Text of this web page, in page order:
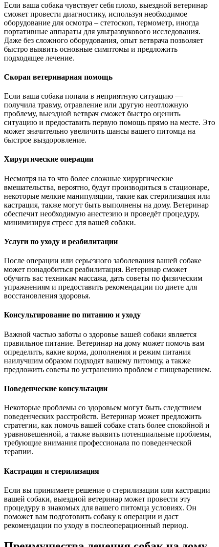
Если ваша собака чувствует себя плохо, выездной ветеринар
сможет провести диагностику, используя необходимое
оборудование для осмотра – стетоскоп, термометр, иногда
портативные аппараты для ультразвукового исследования.
Даже без сложного оборудования, опыт ветврача позволяет
быстро выявить основные симптомы и предложить
подходящее лечение.
Скорая ветеринарная помощь
Если ваша собака попала в неприятную ситуацию —
получила травму, отравление или другую неотложную
проблему, выездной ветврач сможет быстро оценить
ситуацию и предоставить первую помощь прямо на месте. Это
может значительно увеличить шансы вашего питомца на
быстрое выздоровление.
Хирургические операции
Несмотря на то что более сложные хирургические
вмешательства, вероятно, будут производиться в стационаре,
некоторые мелкие манипуляции, такие как стерилизация или
кастрация, также могут быть выполнены на дому. Ветеринар
обеспечит необходимую анестезию и проведёт процедуру,
минимизируя стресс для вашей собаки.
Услуги по уходу и реабилитации
После операции или серьезного заболевания вашей собаке
может понадобиться реабилитация. Ветеринар сможет
обучить вас техникам массажа, дать советы по физическим
упражнениям и предоставить рекомендации по диете для
восстановления здоровья.
Консультирование по питанию и уходу
Важной частью заботы о здоровье вашей собаки является
правильное питание. Ветеринар на дому может помочь вам
определить, какие корма, дополнения и режим питания
наилучшим образом подходят вашему питомцу, а также
предложить советы по устранению проблем с пищеварением.
Поведенческие консультации
Некоторые проблемы со здоровьем могут быть следствием
поведенческих расстройств. Ветеринар может предложить
стратегии, как помочь вашей собаке стать более спокойной и
уравновешенной, а также выявить потенциальные проблемы,
требующие внимания профессионала по поведенческой
терапии.
Кастрация и стерилизация
Если вы принимаете решение о стерилизации или кастрации
вашей собаки, выездной ветеринар может провести эту
процедуру в знакомых для вашего питомца условиях. Он
поможет вам подготовить собаку к операции и даст
рекомендации по уходу в послеоперационный период.